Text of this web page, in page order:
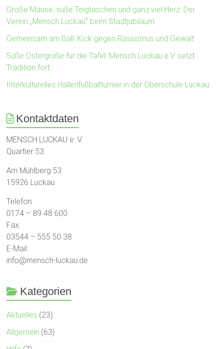
Große Mäuse, süße Teigtaschen und ganz viel Herz: Der
Verein „Mensch Luckau“ beim Stadtjubiläum
Gemeinsam am Ball: Kick gegen Rassismus und Gewalt
Süße Ostergrüße für die Tafel: Mensch Luckau e.V. setzt
Tradition fort
Interkulturelles Hallenfußballturnier in der Oberschule Luckau
Kontaktdaten
MENSCH LUCKAU e. V.
Quartier 53
Am Mühlberg 53
15926 Luckau
Telefon:
0174 – 89 48 600
Fax:
03544 – 555 50 38
E-Mail:
info@mensch-luckau.de
Kategorien
Aktuelles (23)
Allgemein (63)